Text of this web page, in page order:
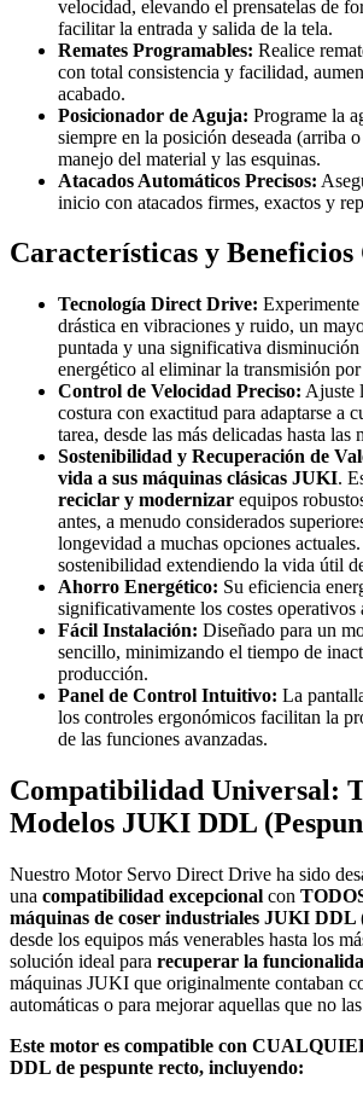
velocidad, elevando el prensatelas de
facilitar la entrada y salida de la tela.
Remates Programables: Realice
con total consistencia y facilidad,
acabado.
Posicionador de Aguja: Programe la
siempre en la posición deseada (arriba
manejo del material y las esquinas.
Atacados Automáticos Precisos:
inicio con atacados firmes, exactos y
Características y Beneficios
Tecnología Direct Drive:
drástica en vibraciones y ruido, un
puntada y una significativa
energético al eliminar la transmisión por
Control de Velocidad Preciso: Ajuste
costura con exactitud para adaptarse a
tarea, desde las más delicadas hasta las
Sostenibilidad y Recuperación de
vida a sus máquinas clásicas JUKI.
reciclar y modernizar equipos
antes, a menudo considerados
longevidad a muchas opciones
sostenibilidad extendiendo la vida útil
Ahorro Energético: Su eficiencia
significativamente los costes operativos
Fácil Instalación: Diseñado para un
sencillo, minimizando el tiempo de
producción.
Panel de Control Intuitivo: La
los controles ergonómicos facilitan la
de las funciones avanzadas.
Compatibilidad Universal:
Modelos JUKI DDL
Nuestro Motor Servo Direct Drive ha sido
una compatibilidad excepcional con
máquinas de coser industriales JUKI DDL
desde los equipos más venerables hasta los
solución ideal para recuperar la
máquinas JUKI que originalmente contaban
automáticas o para mejorar aquellas que no
Este motor es compatible con
DDL de pespunte recto, incluyendo: